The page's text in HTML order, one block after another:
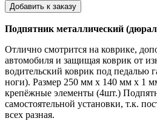
Добавить к заказу
Подпятник металлический
Отлично смотрится на коврике,
автомобиля и защищая коврик от
водительский коврик под педалью
ноги). Размер 250 мм x 140 мм x 1
крепёжные элементы (4шт.)
самостоятельной установки, т.к.
всех разная.